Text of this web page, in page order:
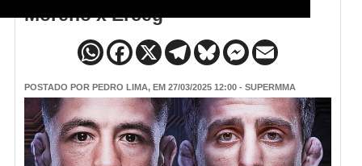
Moreno x Erceg
POSTADO POR PEDRO LIMA, EM 27/03/2025 12:00 - SUPERMMA